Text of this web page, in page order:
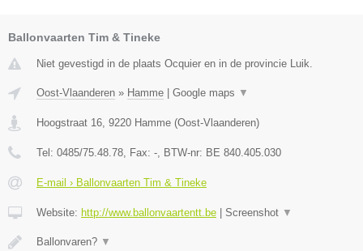
Ballonvaarten Tim & Tineke
Niet gevestigd in de plaats Ocquier en in de provincie Luik.
Oost-Vlaanderen » Hamme | Google maps ▼
Hoogstraat 16 9220 Hamme (Oost-Vlaanderen)
Tel: 0485/75.48.78 , Fax: - , BTW-nr: BE 840.405.030
E-mail › Ballonvaarten Tim & Tineke
Website: http://www.ballonvaartentt.be | Screenshot ▼
Ballonvaren? ▼